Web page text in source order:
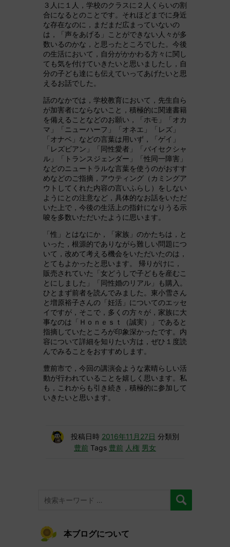
３人に１人，学校のクラスに２人くらいの割
合になるとのことです。それほどまでに身近
な存在なのに，まだまだ広まっていないの
は，「声をあげる」ことができない人々が多
数いるのかな，と思ったところでした。今後
の生活において，自分がかかわる方々に関し
ても気を付けていきたいと思いましたし，自
分の子ども達にも伝えていってあげたいと思
えるお話でした。
話のなかでは，学校教育において，先生自ら
が加害者にならないこと，積極的に関連書籍
を備えることなどのお願い，「ホモ」「オカ
マ」「ニューハーフ」「オネエ」「レズ」
「オナベ」などの言葉は用いず，「ゲイ」
「レズビアン」「同性愛者」「バイセクシャ
ル」「トランスジェンダー」「性同一障害」
などのニュートラルな言葉を使うのがおすす
めなどのご指摘，アウティング（カミングア
ウトしてくれた内容の言いふらし）をしない
ようにとの注意など，具体的なお話をいただ
いた上で，今後の生活上の指針になりうる示
唆を多数いただいたように思います。
「性」とはなにか，「家族」のかたちは，と
いった，根源的でありながら難しい問題につ
いて，改めて考える機会をいただいたのは，
とてもよかったと思います。 帰りがけに，
販売されていた「女どうしで子どもを産むこ
とにしました」「同性婚のリアル」も購入。
ひとまず前者を読んでみました。東小雪さん
と増原裕子さんの「妊活」についてのエッセ
イですが，そこで，多くの方々が，家族に大
事なのは「Ｈｏｎｅｓｔ（誠実）」であると
指摘していたところが印象深かったです。内
容について詳細を知りたい方は，ぜひ１度読
んでみることをおすすめします。
豊前市で，今回の講演会ような素晴らしい活
動が行われていることを嬉しく思います。私
も，これからも引き続き，積極的に参加して
いきたいと思います。
投稿日時 2016年11月27日 分類別
豊前 Tags 豊前 人権 男女
本ブログについて